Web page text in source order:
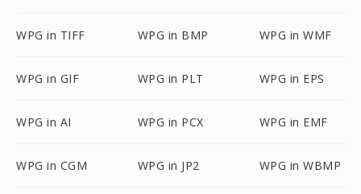
WPG in TIFF WPG in BMP WPG in WMF
WPG in GIF WPG in PLT WPG in EPS
WPG in AI WPG in PCX WPG in EMF
WPG in CGM WPG in JP2 WPG in WBMP